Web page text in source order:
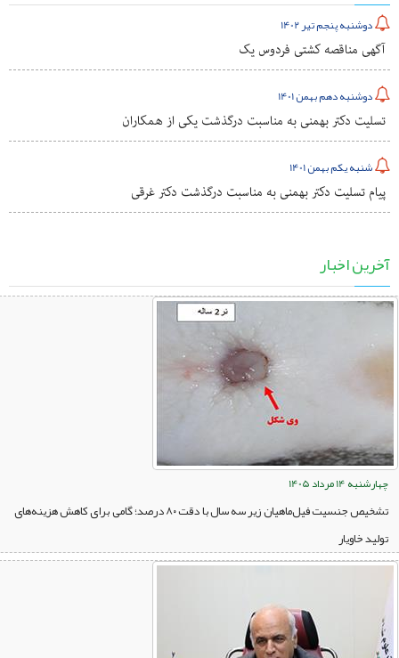
دوشنبه پنجم تیر 1402
آگهی مناقصه کشتی فردوس یک
دوشنبه دهم بهمن 1401
تسلیت دکتر بهمنی به مناسبت درگذشت یکی از همکاران
شنبه یکم بهمن 1401
پیام تسلیت دکتر بهمنی به مناسبت درگذشت دکتر غرقی
آخرین اخبار
چهارشنبه 14 مرداد 1405
تشخیص جنسیت فیل‌ماهیان زیر سه سال با دقت ۸۰ درصد؛ گامی برای کاهش هزینه‌های
تولید خاویار